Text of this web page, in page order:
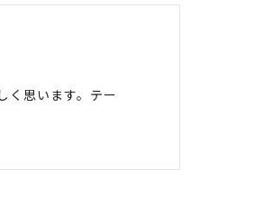
く思います。テー